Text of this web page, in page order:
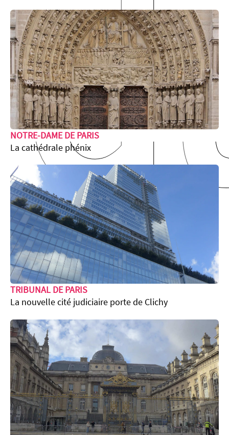
NOTRE-DAME DE PARIS
La cathédrale phénix
TRIBUNAL DE PARIS
La nouvelle cité judiciaire porte de Clichy